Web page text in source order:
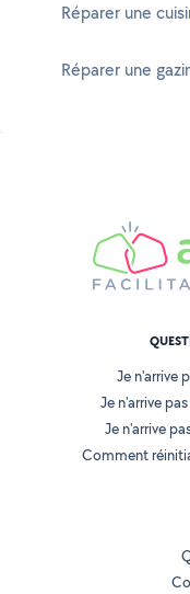
Réparer une
Réparer une
Je n'arrive
Je n'arrive
Je n'arrive
Comment